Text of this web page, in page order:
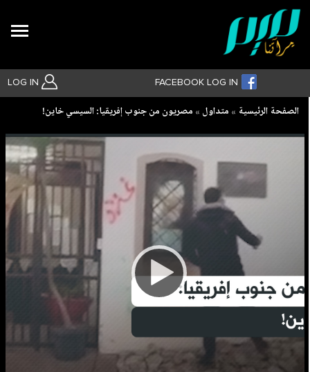
LOG IN FACEBOOK LOG IN
بحث متقدم
Breadcrumb
الصفحة الرئيسية متداول مصريون من جنوب إفريقيا: السيسي خاين!